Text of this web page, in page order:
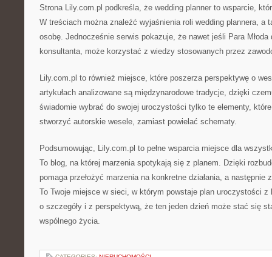
Strona Lily.com.pl podkreśla, że wedding planner to wsparcie,
W treściach można znaleźć wyjaśnienia roli wedding plannera, a
osobę. Jednocześnie serwis pokazuje, że nawet jeśli Para Młoda
konsultanta, może korzystać z wiedzy stosowanych przez
Lily.com.pl to również miejsce, które poszerza perspektywę o
artykułach analizowane są międzynarodowe tradycje, dzięki
świadomie wybrać do swojej uroczystości tylko te elementy,
stworzyć autorskie wesele, zamiast powielać schematy.
Podsumowując, Lily.com.pl to pełne wsparcia miejsce dla
To blog, na której marzenia spotykają się z planem. Dzięki
pomaga przełożyć marzenia na konkretne działania, a następnie
To Twoje miejsce w sieci, w którym powstaje plan uroczystości z
o szczegóły i z perspektywą, że ten jeden dzień może stać się
wspólnego życia.